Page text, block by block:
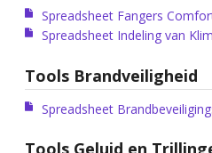
Spreadsheet Fangers
Spreadsheet Indeling van
Tools Brandveiligheid
Spreadsheet